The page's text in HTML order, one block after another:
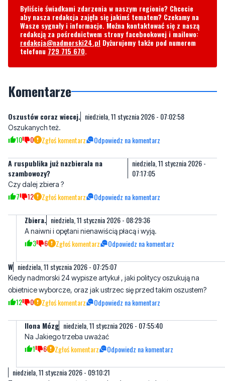
redakcja@nadmorski24.plDyżurujemy także pod numerem
telefonu729 715 670.
Komentarze
Oszukanych też.
A ruspublika już nazbierala na
szambowozy?
07:17:05
7 12 Zgłoś komentarz Odpowiedz na komentarz
Zbiera. niedziela, 11 stycznia 2026 - 08:29:36
A naiwni i opętani nienawiścią płacą i wyją.
niedziela, 11 stycznia 2026 - 07:25:07
Kiedy nadmorski 24 wypisze artykuł , jaki politycy oszukują na
12 0 Zgłoś komentarz Odpowiedz na komentarz
Ilona Mózg niedziela, 11 stycznia 2026 - 07:55:40
Na Jakiego trzeba uważać
niedziela, 11 stycznia 2026 - 09:10:21
Zapraszam do przysyłania przelewów na moje konto.